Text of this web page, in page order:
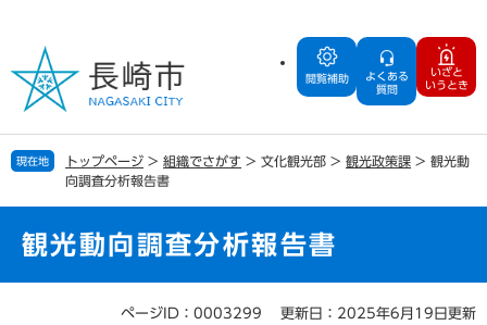
の
で
す
ー
ば
し
閲覧補助
よくある
質問
いざと
いうとき
現在地 トップページ > 組織でさがす > 文化観光部 > 観光政策課 > 観光動
向調査分析報告書
観光動向調査分析報告書
ページID：0003299 更新日：2025年6月19日更新